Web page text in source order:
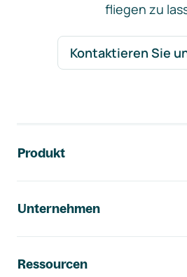
fliegen zu
Kontaktieren Sie
Produkt
Unternehmen
Ressourcen